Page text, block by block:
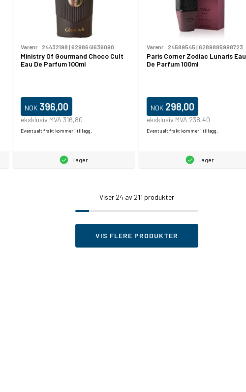
Varenr.: 24432198 | 6298641636090
Ministry Of Gourmand Choco Cult
Eau De Parfum 100ml
NOK 396,00
eksklusiv MVA 316,80
Eventuelt frakt kommer i tillegg.
Lager
Varenr.: 24589545 | 6289885998723
Paris Corner Zodiac Lunaris Eau
De Parfum 100ml
NOK 298,00
eksklusiv MVA 238,40
Eventuelt frakt kommer i tillegg.
Lager
Viser 24 av 211 produkter
VIS FLERE PRODUKTER